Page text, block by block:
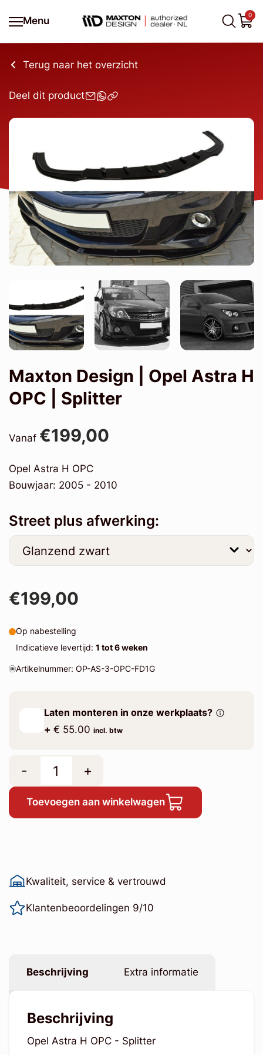
Menu
0
Terug naar het overzicht
Deel dit product
Maxton Design | Opel Astra H
OPC | Splitter
Vanaf €199,00
Opel Astra H OPC
Bouwjaar: 2005 - 2010
Street plus afwerking:
€199,00
Op nabestelling
Indicatieve levertijd: 1 tot 6 weken
Artikelnummer: OP-AS-3-OPC-FD1G
Laten monteren in onze werkplaats?
+ € 55.00 incl. btw
- +
Toevoegen aan winkelwagen
Kwaliteit, service & vertrouwd
Klantenbeoordelingen 9/10
Beschrijving Extra informatie
Beschrijving
Opel Astra H OPC - Splitter